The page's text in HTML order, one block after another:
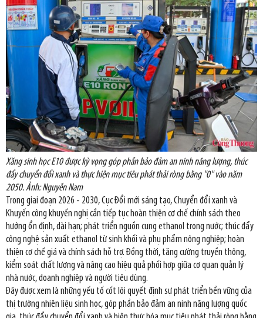
Xăng sinh học E10 được kỳ vọng góp phần bảo đảm an ninh năng lượng, thúc
đẩy chuyển đổi xanh và thực hiện mục tiêu phát thải ròng bằng "0" vào năm
2050. Ảnh: Nguyễn Nam
Trong giai đoạn 2026 - 2030, Cục Đổi mới sáng tạo, Chuyển đổi xanh và
Khuyến công khuyến nghị cần tiếp tục hoàn thiện cơ chế chính sách theo
hướng ổn định, dài hạn; phát triển nguồn cung ethanol trong nước; thúc đẩy
công nghệ sản xuất ethanol từ sinh khối và phụ phẩm nông nghiệp; hoàn
thiện cơ chế giá và chính sách hỗ trợ. Đồng thời, tăng cường truyền thông,
kiểm soát chất lượng và nâng cao hiệu quả phối hợp giữa cơ quan quản lý
nhà nước, doanh nghiệp và người tiêu dùng.
Đây được xem là những yếu tố cốt lõi quyết định sự phát triển bền vững của
thị trường nhiên liệu sinh học, góp phần bảo đảm an ninh năng lượng quốc